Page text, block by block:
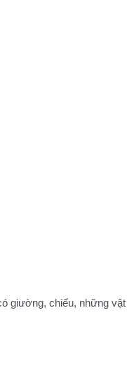
giường, chiếu, những